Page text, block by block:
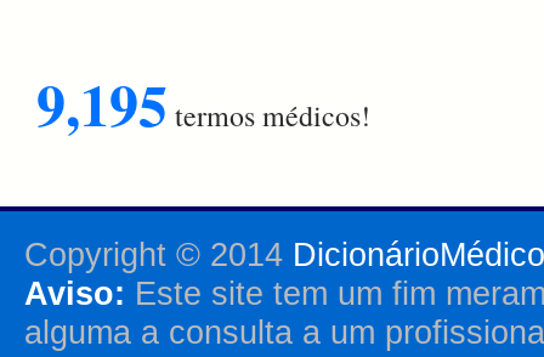
9,195 termos médicos!
Copyright © 2014
Aviso: Este site tem um fim
alguma a consulta a um